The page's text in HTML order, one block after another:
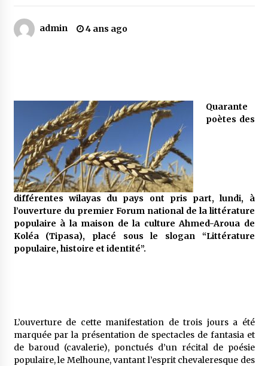
4 ans ago
« Père, tiens-moi, je vais tomber ! »
5 ans ago
Le bouc de l’Au-delà
5 ans ago
Le monstrueux vieillard (Un récit du Sud
algérien)
5 ans ago
Un conte targui/ Quand la tête est vide
5 ans ago
admin 4 ans ago
Quarante
poètes des
différentes wilayas du pays ont pris part, lundi, à
l’ouverture du premier Forum national de la littérature
populaire à la maison de la culture Ahmed-Aroua de
Koléa (Tipasa), placé sous le slogan “Littérature
populaire, histoire et identité”.
L’ouverture de cette manifestation de trois jours a été
marquée par la présentation de spectacles de fantasia et
de baroud (cavalerie), ponctués d’un récital de poésie
populaire, le Melhoune, vantant l’esprit chevaleresque des